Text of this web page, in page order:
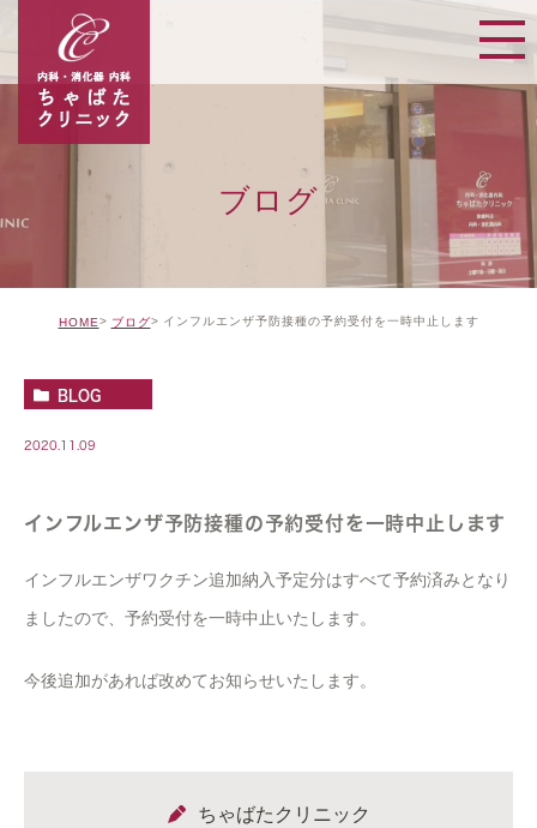
ブログ
HOME ブログ インフルエンザ予防接種の予約受付を一時中止します
BLOG
2020.11.09
インフルエンザ予防接種の予約受付を一時中止します
インフルエンザワクチン追加納入予定分はすべて予約済みとなり
ましたので、予約受付を一時中止いたします。
今後追加があれば改めてお知らせいたします。
ちゃばたクリニック